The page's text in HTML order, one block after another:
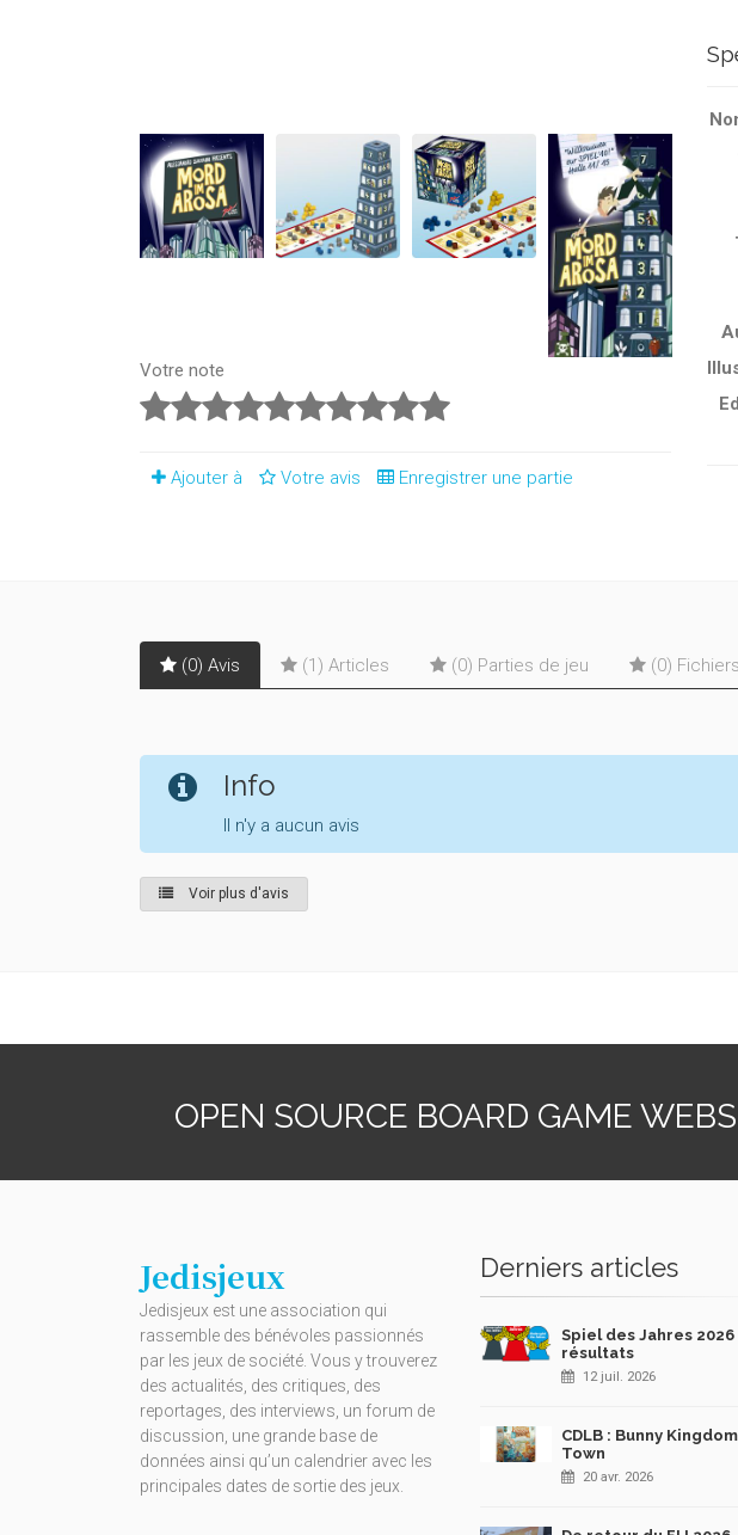
Votre note
Ajouter à Votre avis Enregistrer une partie
(0) Avis (1) Articles (0) Parties de jeu (0) Fichiers
Info
Il n'y a aucun avis
Voir plus d'avis
OPEN SOURCE BOARD GAME
Jedisjeux
Jedisjeux est une association qui
rassemble des bénévoles passionnés
par les jeux de société. Vous y trouverez
des actualités, des critiques, des
reportages, des interviews, un forum de
discussion, une grande base de
données ainsi qu’un calendrier avec les
principales dates de sortie des jeux.
Derniers articles
Spiel des Jahres 2026
résultats
12 juil. 2026
CDLB : Bunny Kingdom
Town
20 avr. 2026